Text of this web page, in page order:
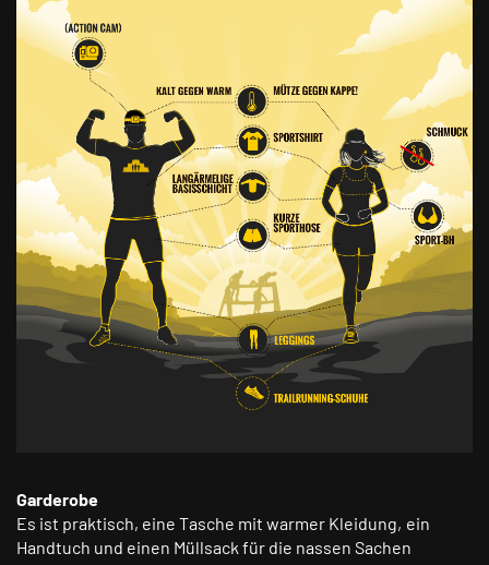
Garderobe
Es ist praktisch, eine Tasche mit warmer Kleidung, ein
Handtuch und einen Müllsack für die nassen Sachen